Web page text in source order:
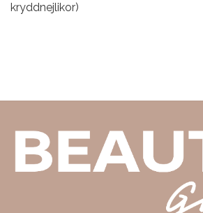
kryddnejlikor)